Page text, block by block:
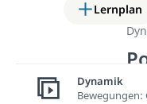
Lernplan
Dynamik
Bewegungen: